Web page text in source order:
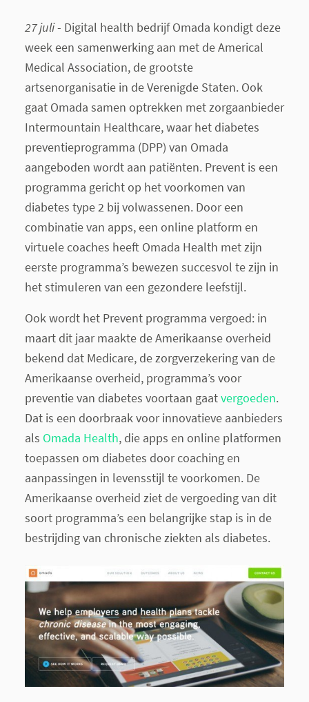
27 juli- Digital health bedrijf Omada kondigt deze
week een samenwerking aan met de Americal
Medical Association, de grootste
artsenorganisatie in de Verenigde Staten. Ook
gaat Omada samen optrekken met zorgaanbieder
Intermountain Healthcare, waar het diabetes
preventieprogramma (DPP) van Omada
aangeboden wordt aan patiënten. Prevent is een
programma gericht op het voorkomen van
diabetes type 2 bij volwassenen. Door een
combinatie van apps, een online platform en
virtuele coaches heeft Omada Health met zijn
eerste programma’s bewezen succesvol te zijn in
het stimuleren van een gezondere leefstijl.
Ook wordt het Prevent programma vergoed: in
maart dit jaar maakte de Amerikaanse overheid
bekend dat Medicare, de zorgverzekering van de
Amerikaanse overheid, programma’s voor
preventie van diabetes voortaan gaatvergoeden.
Dat is een doorbraak voor innovatieve aanbieders
als Omada Health, die apps en online platformen
toepassen om diabetes door coaching en
aanpassingen in levensstijl te voorkomen. De
Amerikaanse overheid ziet de vergoeding van dit
soort programma’s een belangrijke stap is in de
bestrijding van chronische ziekten als diabetes.